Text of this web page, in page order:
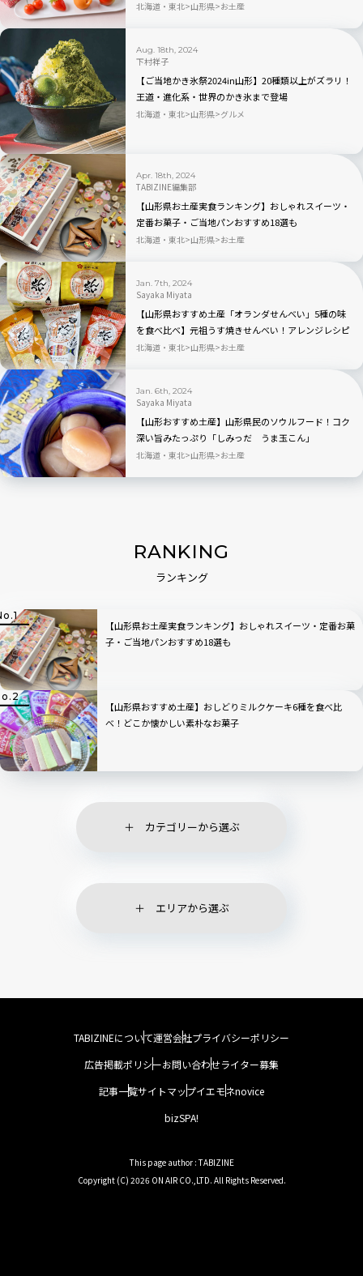
北海道・東北 山形県 お土産
Aug. 18th, 2024
下村祥子
【ご当地かき氷祭2024in山形】20種類以上がズラリ！
王道・進化系・世界のかき氷まで登場
北海道・東北 山形県 グルメ
Apr. 18th, 2024
TABIZINE編集部
【山形県お土産実食ランキング】おしゃれスイーツ・
定番お菓子・ご当地パンおすすめ18選も
北海道・東北 山形県 お土産
Jan. 7th, 2024
Sayaka Miyata
【山形県おすすめ土産「オランダせんべい」5種の味
を食べ比べ】元祖うす焼きせんべい！アレンジレシピ
実食も
北海道・東北 山形県 お土産
Jan. 6th, 2024
Sayaka Miyata
【山形おすすめ土産】山形県民のソウルフード！コク
深い旨みたっぷり「しみっだ うま玉こん」
北海道・東北 山形県 お土産
RANKING
ランキング
【山形県お土産実食ランキング】おしゃれスイーツ・定番お菓
子・ご当地パンおすすめ18選も
【山形県おすすめ土産】おしどりミルクケーキ6種を食べ比
べ！どこか懐かしい素朴なお菓子
カテゴリーから選ぶ
エリアから選ぶ
TABIZINEについて運営会社プライバシーポリシー
広告掲載ポリシーお問い合わせライター募集
記事一覧サイトマップイエモネnovice
bizSPA!
This page author : TABIZINE
Copyright (C) 2026 ON AIR CO.,LTD. All Rights Reserved.